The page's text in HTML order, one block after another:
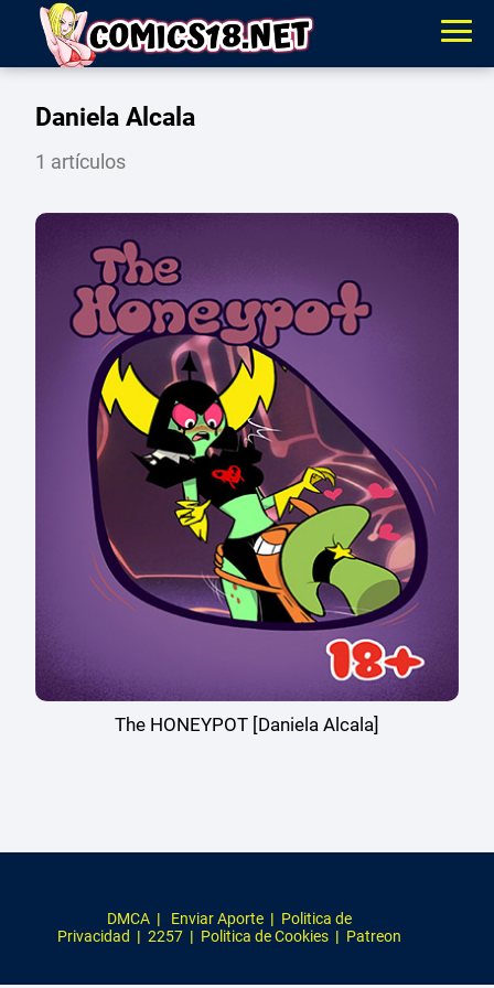
Daniela Alcala
1 artículos
The HONEYPOT [Daniela Alcala]
DMCA | Enviar Aporte | Politica de
Privacidad | 2257 | Politica de Cookies | Patreon